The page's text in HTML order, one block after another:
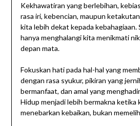
Kekhawatiran yang berlebihan,
rasa iri, kebencian, maupun
kita lebih dekat kepada kebahagiaan.
hanya menghalangi kita menikmati
depan mata.
Fokuskan hati pada hal-hal yang
dengan rasa syukur, pikiran yang
bermanfaat, dan amal yang
Hidup menjadi lebih bermakna ketika
menebarkan kebaikan, bukan